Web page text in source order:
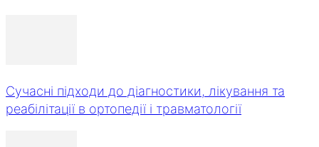
Сучасні підходи до діагностики, лікування та
реабілітації в ортопедії і травматології